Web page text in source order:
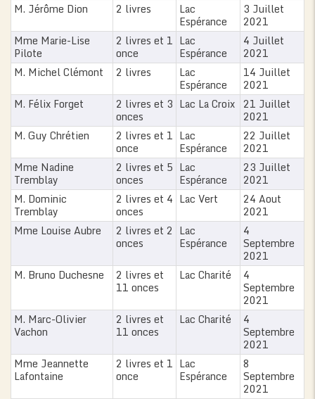
M. Jérôme Dion
2 livres Lac
Espérance
3 Juillet
2021
Mme Marie-Lise
Pilote
2 livres et 1
once
Lac
Espérance
4 Juillet
2021
M. Michel Clémont
2 livres Lac
Espérance
14 Juillet
2021
M. Félix Forget
2 livres et 3
onces
Lac La Croix 21 Juillet
2021
M. Guy Chrétien
2 livres et 1
once
Lac
Espérance
22 Juillet
2021
Mme Nadine
Tremblay
2 livres et 5
onces
Lac
Espérance
23 Juillet
2021
M. Dominic
Tremblay
2 livres et 4
onces
Lac Vert 24 Aout
2021
Mme Louise Aubre
2 livres et 2
onces
Lac
Espérance
4
Septembre
2021
M. Bruno Duchesne
2 livres et
11 onces
Lac Charité 4
Septembre
2021
M. Marc-Olivier
Vachon
2 livres et
11 onces
Lac Charité 4
Septembre
2021
Mme Jeannette
Lafontaine
2 livres et 1
once
Lac
Espérance
8
Septembre
2021